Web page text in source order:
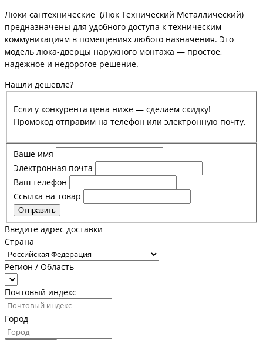
Люки сантехнические (Люк Технический Металлический)
предназначены для удобного доступа к техническим
коммуникациям в помещениях любого назначения. Это
модель люка-дверцы наружного монтажа — простое,
надежное и недорогое решение.
Нашли дешевле?
Если у конкурента цена ниже — сделаем скидку!
Промокод отправим на телефон или электронную почту.
Ваше имя
Электронная почта
Ваш телефон
Ссылка на товар
Отправить
Введите адрес доставки
Страна
Регион / Область
Почтовый индекс
Город